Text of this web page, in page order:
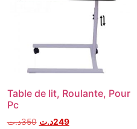
Table de lit, Roulante, Pour
Pc
350د.ت 249د.ت